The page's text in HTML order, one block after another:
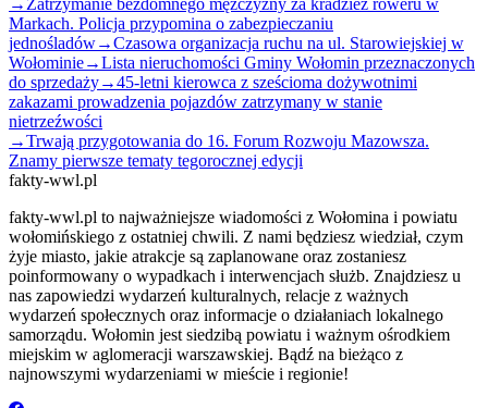
Markach. Policja przypomina o zabezpieczaniu
jednośladów→Czasowa organizacja ruchu na ul. Starowiejskiej w
Wołominie→Lista nieruchomości Gminy Wołomin przeznaczonych
do sprzedaży→45-letni kierowca z sześcioma dożywotnimi
zakazami prowadzenia pojazdów zatrzymany w stanie
nietrzeźwości
→Trwają przygotowania do 16. Forum Rozwoju Mazowsza.
Znamy pierwsze tematy tegorocznej edycji
fakty-wwl.pl
fakty-wwl.pl to najważniejsze wiadomości z Wołomina i powiatu
wołomińskiego z ostatniej chwili. Z nami będziesz wiedział, czym
żyje miasto, jakie atrakcje są zaplanowane oraz zostaniesz
poinformowany o wypadkach i interwencjach służb. Znajdziesz u
nas zapowiedzi wydarzeń kulturalnych, relacje z ważnych
wydarzeń społecznych oraz informacje o działaniach lokalnego
samorządu. Wołomin jest siedzibą powiatu i ważnym ośrodkiem
miejskim w aglomeracji warszawskiej. Bądź na bieżąco z
najnowszymi wydarzeniami w mieście i regionie!